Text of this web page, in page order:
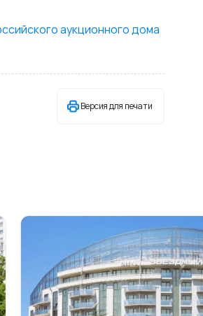
аукционного дома
Версия для печати